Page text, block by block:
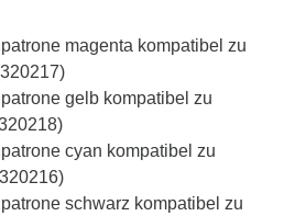
magenta kompatibel zu
gelb kompatibel zu
cyan kompatibel zu
schwarz kompatibel zu